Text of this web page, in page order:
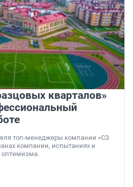
кварталов»
топ-менеджеры компании «СЗ
компании, испытаниях и
оптимизма.